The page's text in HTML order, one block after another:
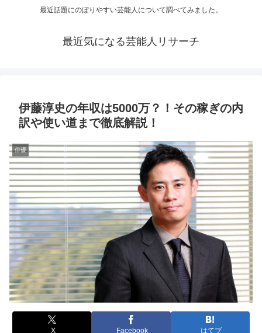
最近話題にのぼりやすい芸能人について調べてみました。
最近気になる芸能人リサーチ
伊藤淳史の年収は5000万？！その稼ぎの内
訳や使い道まで徹底解説！
俳優
X Facebook はてブ